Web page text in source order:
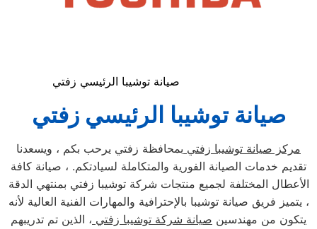
صيانة توشيبا الرئيسي زفتي
صيانة توشيبا الرئيسي زفتي
مركز صيانة توشيبا زفتي بمحافظة زفتي يرحب بكم ، ويسعدنا
تقديم خدمات الصيانة الفورية والمتكاملة لسيادتكم. ، صيانة كافة
الأعطال المختلفة لجميع منتجات شركة توشيبا زفتي بمنتهي الدقة
، يتميز فريق صيانة توشيبا بالإحترافية والمهارات الفنية العالية لأنه
يتكون من مهندسين صيانة شركة توشيبا زفتي ، الذين تم تدريبهم